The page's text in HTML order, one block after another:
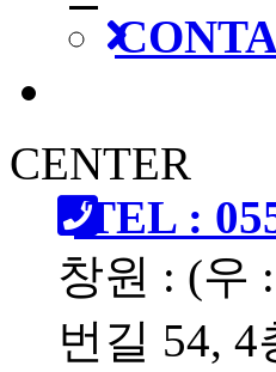
CENTER
TEL :
창원 : (우
번길 54, 4